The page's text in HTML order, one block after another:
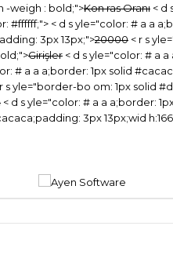
-weigh : bold;">Kon ras Oranı < d
< d s yle="color: # a a
3px 13px;">20000 < r s
Girişler < d s yle="color: # a
a a a;border: 1px solid
s yle="border-bo om: 1px solid
< d s yle="color: # a a a;border:
3px 13px;wid